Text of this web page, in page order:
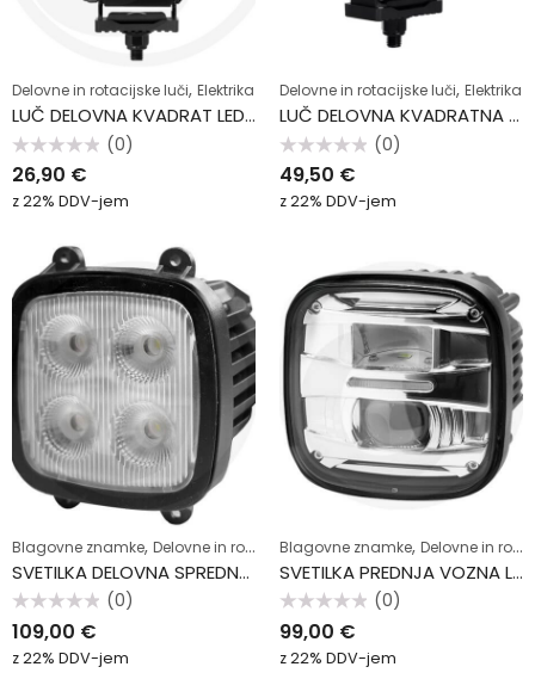
Delovne in rotacijske luči, Elektrika
LUČ DELOVNA KVADRAT LED 24W 2976LM
Ocenjeno
0
od
5
(0)
26,90 €
z 22% DDV-jem
Delovne in rotacijske luči, Elektrika
LUČ DELOVNA KVADRATNA 90W 6800LM
Ocenjeno
0
od
5
(0)
49,50 €
z 22% DDV-jem
Blagovne znamke, Delovne in rotacijske luči ,Elektrika,John Deere
SVETILKA DELOVNA SPREDNJA BOČNA LED JD
5
(0)
109,00 €
z 22% DDV-jem
Blagovne znamke, Delovne in rotacijske luči
SVETILKA PREDNJA VOZNA LED JD
0
5
(0)
99,00 €
z 22% DDV-jem